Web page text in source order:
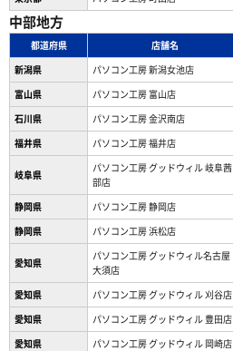
中部地方
都道府県 店舗名
新潟県
パソコン工房 新潟女池店
富山県
パソコン工房 富山店
石川県
パソコン工房 金沢南店
福井県
パソコン工房 福井店
岐阜県
パソコン工房 グッドウィル 岐阜茜
部店
静岡県 パソコン工房 静岡店
静岡県
パソコン工房 浜松店
愛知県
パソコン工房 グッドウィル名古屋
大須店
愛知県 パソコン工房 グッドウィル 刈谷店
愛知県
パソコン工房 グッドウィル 豊田店
愛知県
パソコン工房 グッドウィル 岡崎店